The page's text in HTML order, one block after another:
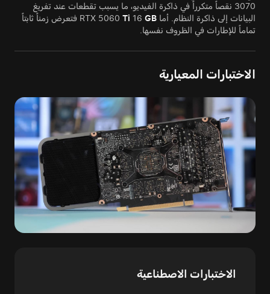
3070 نقصاً متكرراً في ذاكرة الفيديو، ما يسبب تقطعات عند تفريغ
البيانات إلى ذاكرة النظام. أما RTX 5060
Ti 16 GB
فتعرض زمناً ثابتاً
تماماً للإطارات في الظروف نفسها.
الاختبارات المعيارية
الاختبارات الاصطناعية